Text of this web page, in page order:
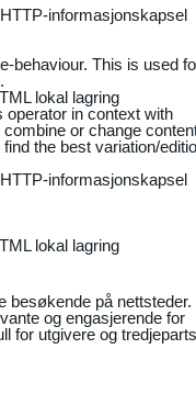
informasjonskapsel
behaviour. This is used
lokal lagring
operator in context with
or change
the best variation/
informasjonskapsel
lokal lagring
besøkende på nettsteder.
og engasjerende for
for utgivere og tredjeparts